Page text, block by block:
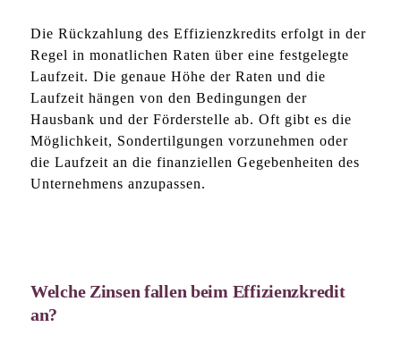
Die Rückzahlung des Effizienzkredits erfolgt in der
Regel in monatlichen Raten über eine festgelegte
Laufzeit. Die genaue Höhe der Raten und die
Laufzeit hängen von den Bedingungen der
Hausbank und der Förderstelle ab. Oft gibt es die
Möglichkeit, Sondertilgungen vorzunehmen oder
die Laufzeit an die finanziellen Gegebenheiten des
Unternehmens anzupassen.
Welche Zinsen fallen beim Effizienzkredit
an?